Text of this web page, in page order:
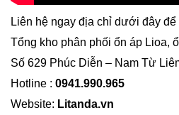
Liên hệ ngay địa chỉ dưới đây để
Tổng kho phân phối ổn áp Lioa,
Số 629 Phúc Diễn – Nam Từ
Hotline : 0941.990.965
Website: Litanda.vn